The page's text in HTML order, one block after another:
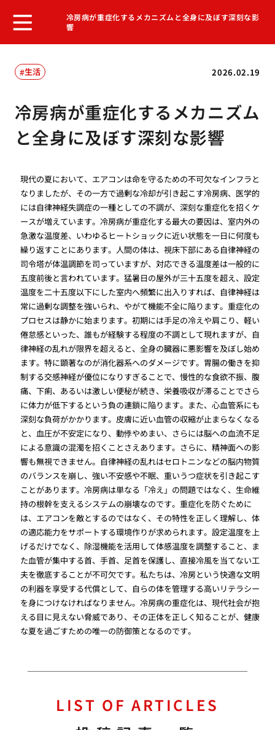
冷房病が重症化するメカニズムと全身に及ぼす深刻な影
響
2026.02.19
生活
冷房病が重症化するメカニズム
と全身に及ぼす深刻な影響
現代の夏において、エアコンは命を守るための不可欠なインフラと
なりましたが、その一方で過剰な冷却が引き起こす冷房病、医学的
には自律神経失調症の一種としての不調が、深刻な重症化を招くケ
ースが増えています。冷房病が重症化する最大の要因は、室内外の
急激な温度差、いわゆるヒートショックに近い状態を一日に何度も
繰り返すことにあります。人間の体は、視床下部にある自律神経の
司令塔が体温調節を司っていますが、対応できる温度差は一般的に
五度前後と言われています。猛暑日の屋外が三十五度を超え、設定
温度を二十五度以下にした室内へ頻繁に出入りすれば、自律神経は
常に過剰な調整を強いられ、やがて機能不全に陥ります。重症化の
プロセスは静かに始まります。初期には手足の冷えや肩こり、軽い
倦怠感といった、誰もが経験する程度の不調として現れますが、自
律神経の乱れが限界を超えると、全身の臓器に悪影響を及ぼし始め
ます。特に顕著なのが消化器系へのダメージです。胃腸の働きを抑
制する交感神経が優位になりすぎることで、慢性的な食欲不振、腹
痛、下痢、あるいは激しい便秘が続き、栄養吸収が滞ることでさら
に体力が低下するという負の連鎖に陥ります。また、心血管系にも
深刻な負荷がかかります。皮膚に近い血管の収縮が止まらなくなる
と、血圧が不安定になり、動悸やめまい、さらには脳への血流不足
による意識の混濁を招くことさえあります。さらに、精神面への影
響も無視できません。自律神経の乱れはセロトニンなどの脳内物質
のバランスを崩し、強い不安感や不眠、重いうつ症状を引き起こす
ことがあります。冷房病は単なる「冷え」の問題ではなく、生命維
持の根幹を支えるシステムの崩壊なのです。重症化を防ぐために
は、エアコンを敵とするのではなく、その特性を正しく理解し、体
の適応能力をサポートする環境作りが求められます。設定温度を上
げるだけでなく、除湿機能を活用して体感温度を調整すること、ま
た血管が集中する首、手首、足首を保護し、直接冷風を当てない工
夫を徹底することが不可欠です。私たちは、冷房という快適な文明
の利器を享受する代償として、自らの体を管理する高いリテラシー
を身につけなければなりません。冷房病の重症化は、現代社会が抱
える目に見えない脅威であり、その正体を正しく知ることが、健康
な夏を過ごすための唯一の防御策となるのです。
LIST OF ARTICLES